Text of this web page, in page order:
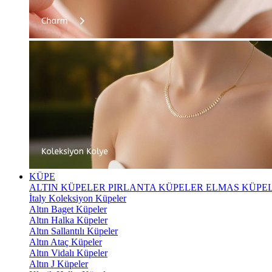
KÜPE
ALTIN KÜPELER PIRLANTA KÜPELER ELMAS
İtaly Koleksiyon Küpeler
Altın Baget Küpeler
Altın Halka Küpeler
Altın Sallantılı Küpeler
Altın Ataç Küpeler
Altın Vidalı Küpeler
Altın J Küpeler